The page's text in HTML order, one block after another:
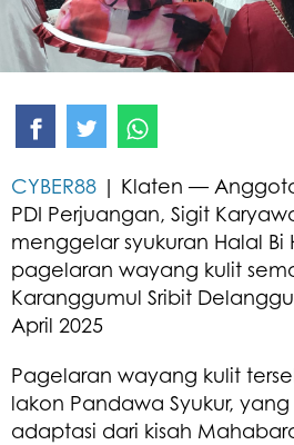
CYBER88 | Klaten — Anggota
PDI Perjuangan, Sigit
menggelar syukuran Halal
pagelaran wayang kulit
Karanggumul Sribit
April 2025
Pagelaran wayang kulit
lakon Pandawa Syukur,
adaptasi dari kisah